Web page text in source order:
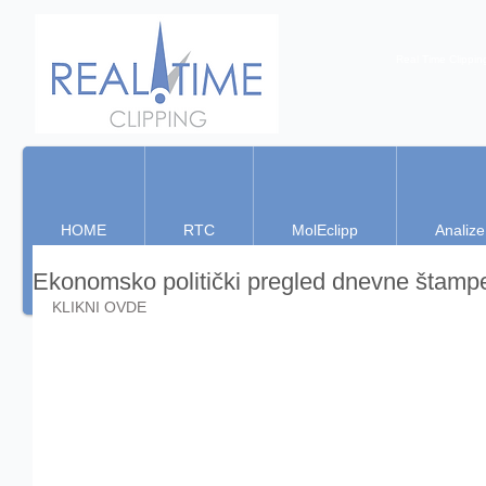
HOME RTC MolEclipp Analize
Ekonomsko politički pregled dnevne
KLIKNI OVDE